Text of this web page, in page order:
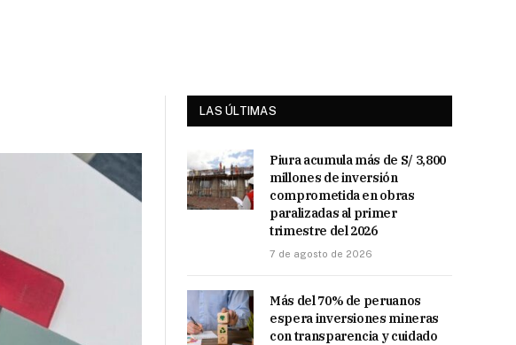
LAS ÚLTIMAS
Piura acumula más de S/ 3,800
millones de inversión
comprometida en obras
paralizadas al primer
trimestre del 2026
7 de agosto de 2026
Más del 70% de peruanos
espera inversiones mineras
con transparencia y cuidado